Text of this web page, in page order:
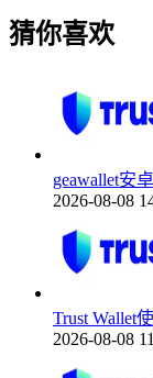
猜你喜欢
geawallet安
2026-08-08
Trust Wallet
2026-08-08